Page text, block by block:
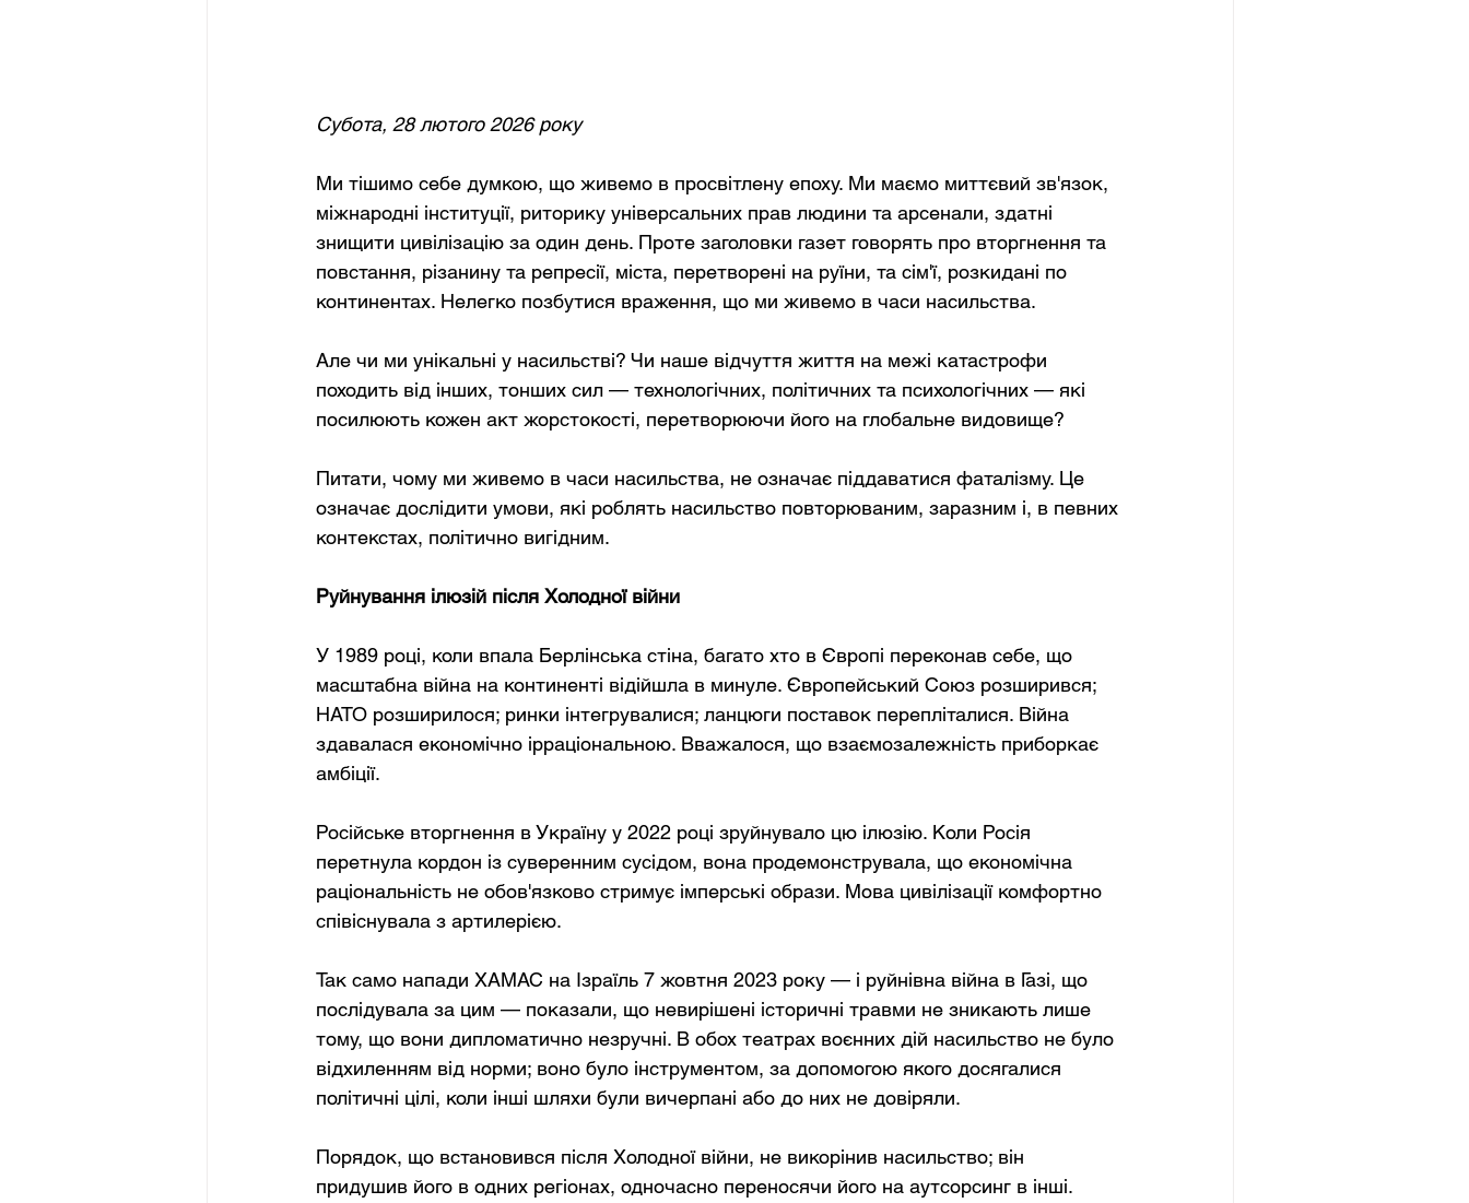
Субота, 28 лютого 2026 року
Ми тішимо себе думкою, що живемо в просвітлену епоху. Ми маємо миттєвий зв'язок,
міжнародні інституції, риторику універсальних прав людини та арсенали, здатні
знищити цивілізацію за один день. Проте заголовки газет говорять про вторгнення та
повстання, різанину та репресії, міста, перетворені на руїни, та сім'ї, розкидані по
континентах. Нелегко позбутися враження, що ми живемо в часи насильства.
Але чи ми унікальні у насильстві? Чи наше відчуття життя на межі катастрофи
походить від інших, тонших сил — технологічних, політичних та психологічних — які
посилюють кожен акт жорстокості, перетворюючи його на глобальне видовище?
Питати, чому ми живемо в часи насильства, не означає піддаватися фаталізму. Це
означає дослідити умови, які роблять насильство повторюваним, заразним і, в певних
контекстах, політично вигідним.
Руйнування ілюзій після Холодної війни
У 1989 році, коли впала Берлінська стіна, багато хто в Європі переконав себе, що
масштабна війна на континенті відійшла в минуле. Європейський Союз розширився;
НАТО розширилося; ринки інтегрувалися; ланцюги поставок перепліталися. Війна
здавалася економічно ірраціональною. Вважалося, що взаємозалежність приборкає
амбіції.
Російське вторгнення в Україну у 2022 році зруйнувало цю ілюзію. Коли Росія
перетнула кордон із суверенним сусідом, вона продемонструвала, що економічна
раціональність не обов'язково стримує імперські образи. Мова цивілізації комфортно
співіснувала з артилерією.
Так само напади ХАМАС на Ізраїль 7 жовтня 2023 року — і руйнівна війна в Газі, що
послідувала за цим — показали, що невирішені історичні травми не зникають лише
тому, що вони дипломатично незручні. В обох театрах воєнних дій насильство не було
відхиленням від норми; воно було інструментом, за допомогою якого досягалися
політичні цілі, коли інші шляхи були вичерпані або до них не довіряли.
Порядок, що встановився після Холодної війни, не викорінив насильство; він
придушив його в одних регіонах, одночасно переносячи його на аутсорсинг в інші.